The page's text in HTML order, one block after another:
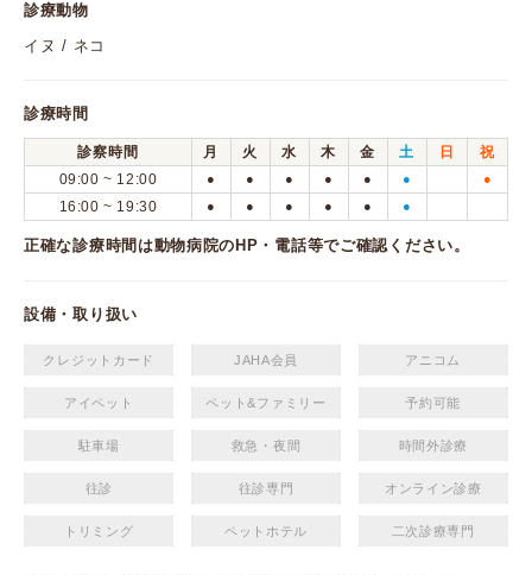
診療動物
イヌ / ネコ
診療時間
診察時間 月 火 水 木 金 土 日
祝
09:00 ~ 12:00
● ● ● ● ● ● ●
16:00 ~ 19:30 ● ● ● ● ● ●
正確な診療時間は動物病院のHP・電話等でご確認ください。
設備・取り扱い
クレジットカード JAHA会員 アニコム
アイペット ペット&ファミリー 予約可能
駐車場 救急・夜間 時間外診療
往診 往診専門 オンライン診療
トリミング ペットホテル 二次診療専門